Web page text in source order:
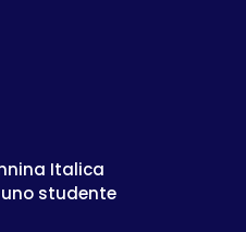
Italica
studente